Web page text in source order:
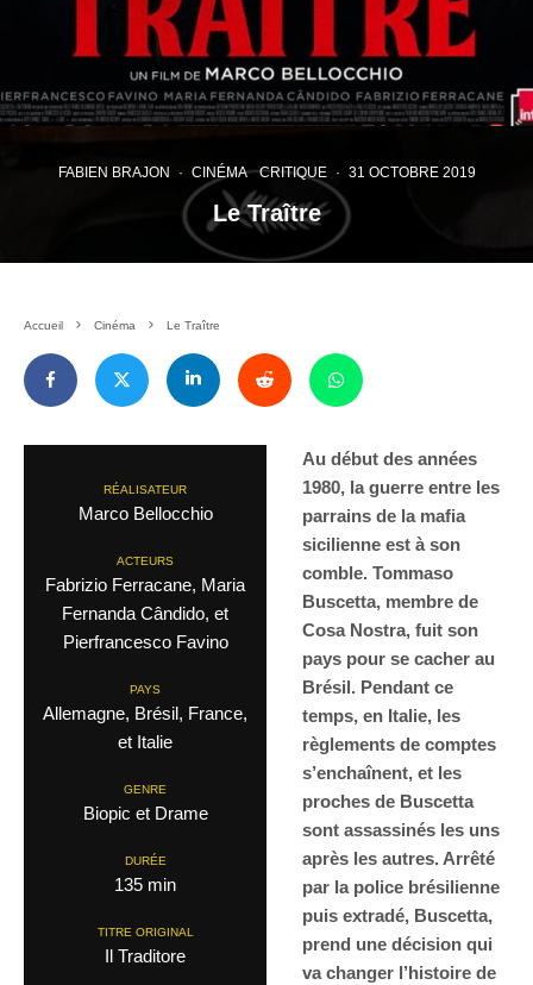
FABIEN BRAJON · CINÉMA CRITIQUE · 31 OCTOBRE 2019
Le Traître
Accueil Cinéma Le Traître
RÉALISATEUR
Marco Bellocchio
ACTEURS
Fabrizio Ferracane, Maria
Fernanda Cândido, et
Pierfrancesco Favino
PAYS
Allemagne, Brésil, France,
et Italie
GENRE
Biopic et Drame
DURÉE
135 min
TITRE ORIGINAL
Il Traditore
Au début des années
1980, la guerre entre les
parrains de la mafia
sicilienne est à son
comble. Tommaso
Buscetta, membre de
Cosa Nostra, fuit son
pays pour se cacher au
Brésil. Pendant ce
temps, en Italie, les
règlements de comptes
s’enchaînent, et les
proches de Buscetta
sont assassinés les uns
après les autres. Arrêté
par la police brésilienne
puis extradé, Buscetta,
prend une décision qui
va changer l’histoire de